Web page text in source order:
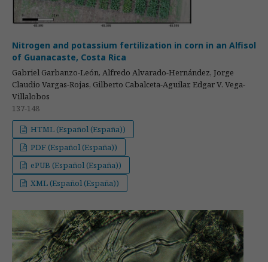
Nitrogen and potassium fertilization in corn in an Alfisol
of Guanacaste, Costa Rica
Gabriel Garbanzo-León, Alfredo Alvarado-Hernández, Jorge
Claudio Vargas-Rojas, Gilberto Cabalceta-Aguilar, Edgar V. Vega-
Villalobos
137-148
HTML (Español (España))
PDF (Español (España))
ePUB (Español (España))
XML (Español (España))